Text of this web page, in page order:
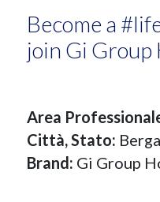
Become a
join Gi Group
Area
Città, Stato:
Brand: Gi Group